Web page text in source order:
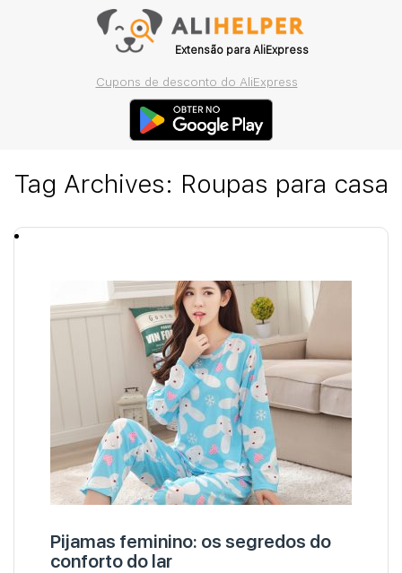
Extensão para AliExpress
Cupons de desconto do AliExpress
Tag Archives: Roupas para casa
Pijamas feminino: os segredos do
conforto do lar